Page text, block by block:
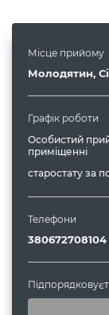
Місце прийому
Молодятин,
Графік роботи
Особистий
приміщенні
старостату за
Телефони
380672708104